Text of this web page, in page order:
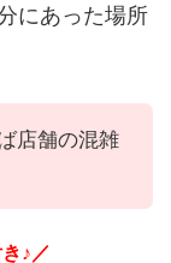
にあった場所
店舗の混雑
♪／